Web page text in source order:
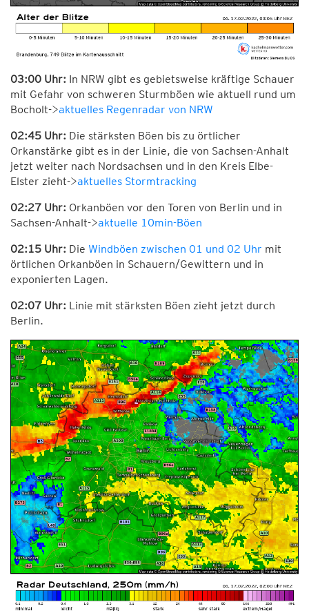
03:00 Uhr: In NRW gibt es gebietsweise kräftige Schauer
mit Gefahr von schweren Sturmböen wie aktuell rund um
Bocholt->aktuelles Regenradar von NRW
02:45 Uhr: Die stärksten Böen bis zu örtlicher
Orkanstärke gibt es in der Linie, die von Sachsen-Anhalt
jetzt weiter nach Nordsachsen und in den Kreis Elbe-
Elster zieht->aktuelles Stormtracking
02:27 Uhr: Orkanböen vor den Toren von Berlin und in
Sachsen-Anhalt->aktuelle 10min-Böen
02:15 Uhr: Die Windböen zwischen 01 und 02 Uhr mit
örtlichen Orkanböen in Schauern/Gewittern und in
exponierten Lagen.
02:07 Uhr: Linie mit stärksten Böen zieht jetzt durch
Berlin.